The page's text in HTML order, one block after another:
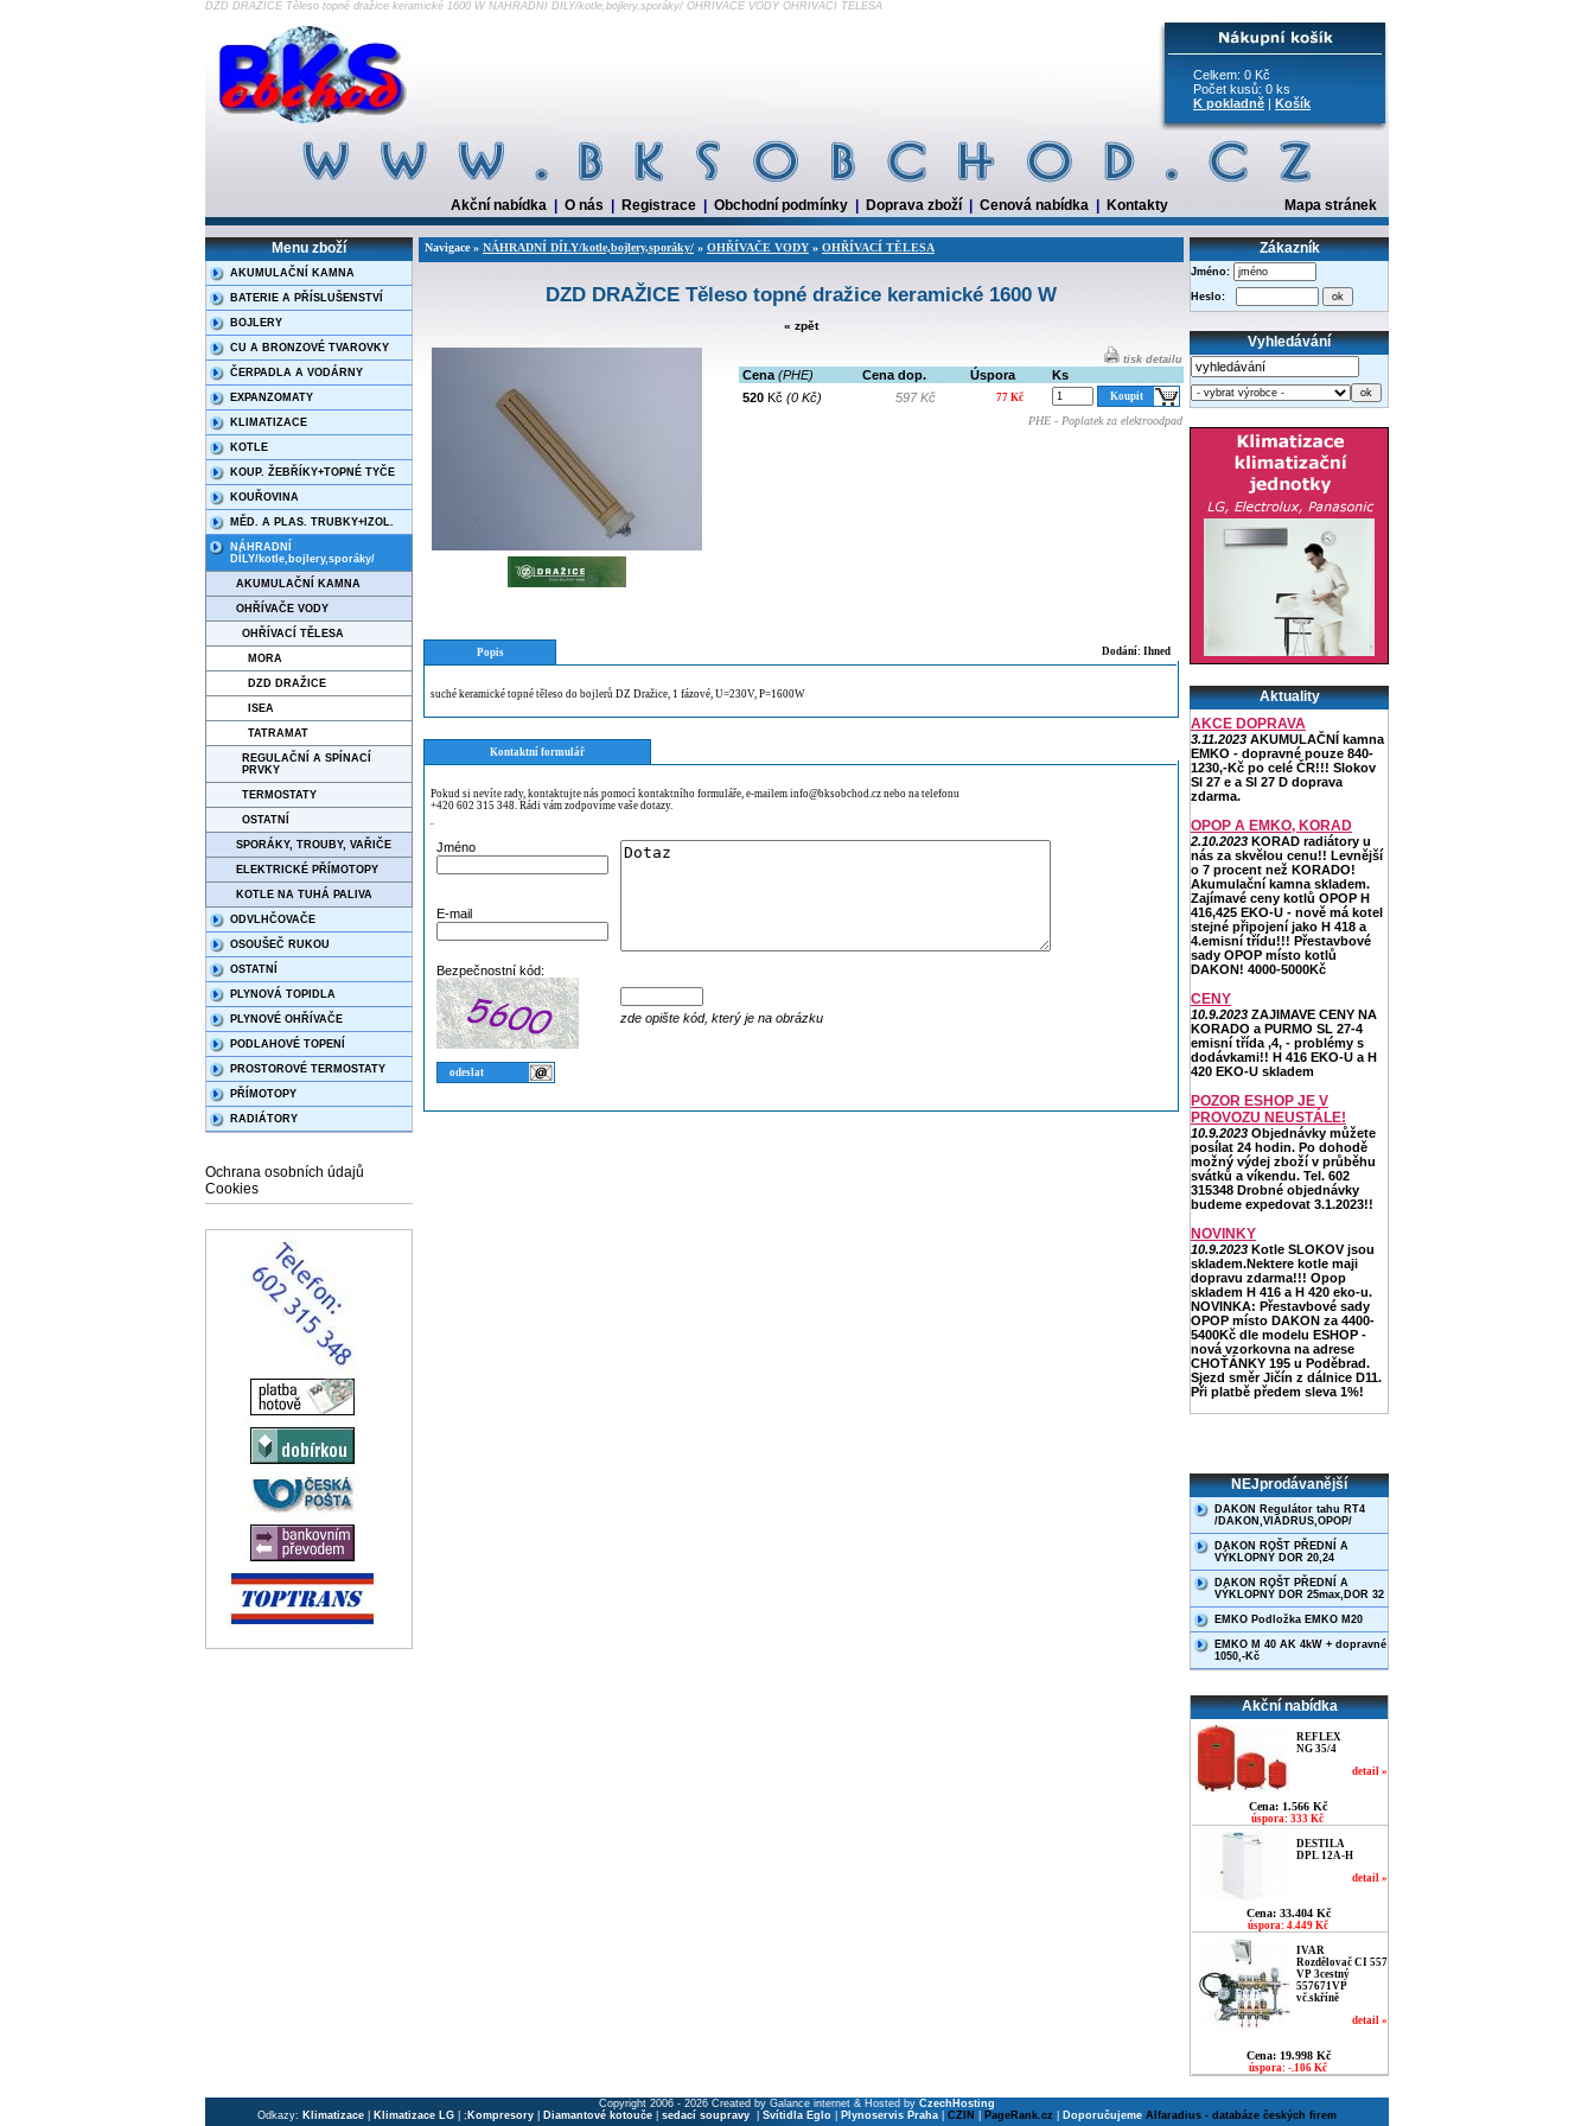
DZD DRAŽICE Těleso topné dražice keramické 1600 W NÁHRADNÍ DÍLY/kotle,bojlery,sporáky/ OHŘÍVAČE VODY OHŘÍVACÍ TĚLESA
Celkem: 0 Kč
Počet kusů: 0 ks
K pokladně | Košík
Akční nabídka O nás Registrace Obchodní podmínky Doprava zboží Cenová nabídka Kontakty Mapa stránek
Menu zboží
AKUMULAČNÍ KAMNA
BATERIE A PŘÍSLUŠENSTVÍ
BOJLERY
CU A BRONZOVÉ TVAROVKY
ČERPADLA A VODÁRNY
EXPANZOMATY
KLIMATIZACE
KOTLE
KOUP. ŽEBŘÍKY+TOPNÉ TYČE
KOUŘOVINA
MĚD. A PLAS. TRUBKY+IZOL.
NÁHRADNÍ
DÍLY/kotle,bojlery,sporáky/
AKUMULAČNÍ KAMNA
OHŘÍVAČE VODY
OHŘÍVACÍ TĚLESA
MORA
DZD DRAŽICE
ISEA
TATRAMAT
REGULAČNÍ A SPÍNACÍ
PRVKY
TERMOSTATY
OSTATNÍ
SPORÁKY, TROUBY, VAŘIČE
ELEKTRICKÉ PŘÍMOTOPY
KOTLE NA TUHÁ PALIVA
ODVLHČOVAČE
OSOUŠEČ RUKOU
OSTATNÍ
PLYNOVÁ TOPIDLA
PLYNOVÉ OHŘÍVAČE
PODLAHOVÉ TOPENÍ
PROSTOROVÉ TERMOSTATY
PŘÍMOTOPY
RADIÁTORY
Ochrana osobních údajů
Cookies
Navigace » NÁHRADNÍ DÍLY/kotle,bojlery,sporáky/ » OHŘÍVAČE VODY » OHŘÍVACÍ TĚLESA
DZD DRAŽICE Těleso topné dražice keramické 1600 W
« zpět
tisk detailu
Cena (PHE) Cena dop. Úspora
Ks
520 Kč (0 Kč) 597 Kč 77 Kč
PHE - Poplatek za elektroodpad
Popis Dodání: Ihned
suché keramické topné těleso do bojlerů DZ Dražice, 1 fázové, U=230V, P=1600W
Kontaktní formulář
Pokud si nevíte rady, kontaktujte nás pomocí kontaktního formuláře, e-mailem info@bksobchod.cz nebo na telefonu
+420 602 315 348. Rádi vám zodpovíme vaše dotazy.
¨
Jméno
E-mail
Bezpečnostní kód:
zde opište kód, který je na obrázku
Zákazník
Jméno:
Heslo:
Vyhledávání
Aktuality
AKCE DOPRAVA
3.11.2023 AKUMULAČNÍ kamna
EMKO - dopravné pouze 840-
1230,-Kč po celé ČR!!! Slokov
Sl 27 e a Sl 27 D doprava
zdarma.
OPOP A EMKO, KORAD
2.10.2023 KORAD radiátory u
nás za skvělou cenu!! Levnější
o 7 procent než KORADO!
Akumulační kamna skladem.
Zajímavé ceny kotlů OPOP H
416,425 EKO-U - nově má kotel
stejné připojení jako H 418 a
4.emisní třídu!!! Přestavbové
sady OPOP místo kotlů
DAKON! 4000-5000Kč
CENY
10.9.2023 ZAJIMAVE CENY NA
KORADO a PURMO SL 27-4
emisní třída ,4, - problémy s
dodávkami!! H 416 EKO-U a H
420 EKO-U skladem
POZOR ESHOP JE V
PROVOZU NEUSTÁLE!
10.9.2023 Objednávky můžete
posílat 24 hodin. Po dohodě
možný výdej zboží v průběhu
svátků a víkendu. Tel. 602
315348 Drobné objednávky
budeme expedovat 3.1.2023!!
NOVINKY
10.9.2023 Kotle SLOKOV jsou
skladem.Nektere kotle maji
dopravu zdarma!!! Opop
skladem H 416 a H 420 eko-u.
NOVINKA: Přestavbové sady
OPOP místo DAKON za 4400-
5400Kč dle modelu ESHOP -
nová vzorkovna na adrese
CHOŤÁNKY 195 u Poděbrad.
Sjezd směr Jičín z dálnice D11.
Při platbě předem sleva 1%!
NEJprodávanější
DAKON Regulátor tahu RT4
/DAKON,VIADRUS,OPOP/
DAKON ROŠT PŘEDNÍ A
VÝKLOPNÝ DOR 20,24
DAKON ROŠT PŘEDNÍ A
VÝKLOPNÝ DOR 25max,DOR 32
EMKO Podložka EMKO M20
EMKO M 40 AK 4kW + dopravné
1050,-Kč
Akční nabídka
REFLEX
NG 35/4
detail »
Cena: 1.566 Kč
úspora: 333 Kč
DESTILA
DPL 12A-H
detail »
Cena: 33.404 Kč
úspora: 4.449 Kč
IVAR
Rozdělovač CI 557
VP 3cestný
557671VP
vč.skříně
detail »
Cena: 19.998 Kč
úspora: -.106 Kč
Copyright 2006 - 2026 Created by Galance internet & Hosted by CzechHosting
Odkazy: Klimatizace Klimatizace LG | ; Kompresory Diamantové kotouče sedací soupravy Svítidla Eglo Plynoservis Praha CZIN PageRank.cz Doporučujeme Alfaradius - databáze českých firem